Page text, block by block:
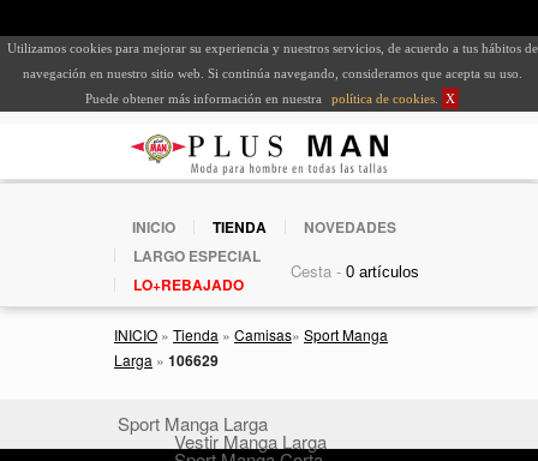
Utilizamos cookies para mejorar su experiencia y nuestros servicios, de acuerdo a tus hábitos de
navegación en nuestro sitio web. Si continúa navegando, consideramos que acepta su uso.
Puede obtener más información en nuestra
política de cookies X
INICIO TIENDA
NOVEDADES
LARGO ESPECIAL
LO+REBAJADO
Cesta -
INICIO » Tienda » Camisas» Sport Manga
Larga » 106629
Sport Manga Larga
Vestir Manga Larga